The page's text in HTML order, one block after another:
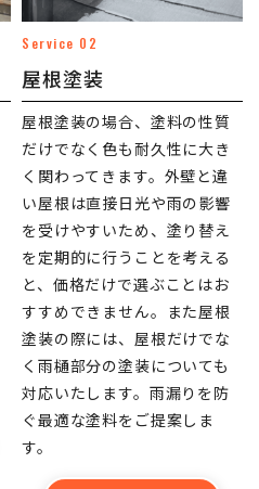
Service 02
屋根塗装
屋根塗装の場合、塗料の性質
だけでなく色も耐久性に大き
く関わってきます。外壁と違
い屋根は直接日光や雨の影響
を受けやすいため、塗り替え
を定期的に行うことを考える
と、価格だけで選ぶことはお
すすめできません。また屋根
塗装の際には、屋根だけでな
く雨樋部分の塗装についても
対応いたします。雨漏りを防
ぐ最適な塗料をご提案しま
す。